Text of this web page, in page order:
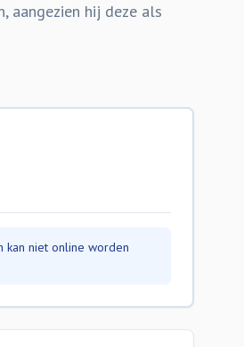
aangezien hij deze als
kan niet online worden